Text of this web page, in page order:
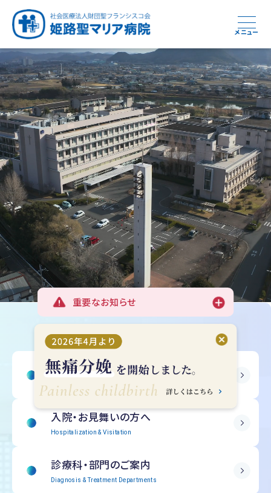
メニュー
健康と安心をあなたに
つなぎ続ける地域医療
周産期から終末期まで
地域を支える医療
急性期から回復期へと
つなぐ医療
学び・育てる医療
重要なお知らせ
受診される方へ
Outpatient Information
入院・お見舞いの方へ
Hospitalization & Visitation
診療科・部門のご案内
Diagnosis & Treatment Departments